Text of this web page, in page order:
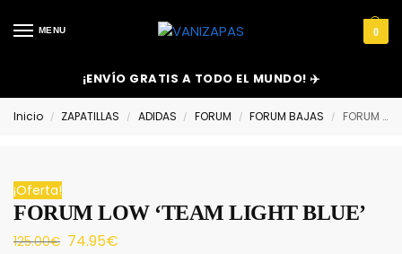
MENU 0
¡ENVÍO GRATIS A TODO EL MUNDO! ✈️
Inicio / ZAPATILLAS / ADIDAS / FORUM / FORUM BAJAS / FORUM LOW ‘TEAM LIGHT BLUE’
¡Oferta!
FORUM LOW ‘TEAM LIGHT BLUE’
125.00€ 74.95€